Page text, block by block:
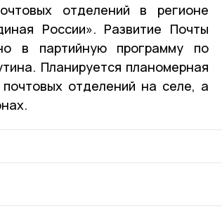
отделений в регионе
России». Развитие Почты
в партийную программу по
Планируется планомерная
отделений на селе, а